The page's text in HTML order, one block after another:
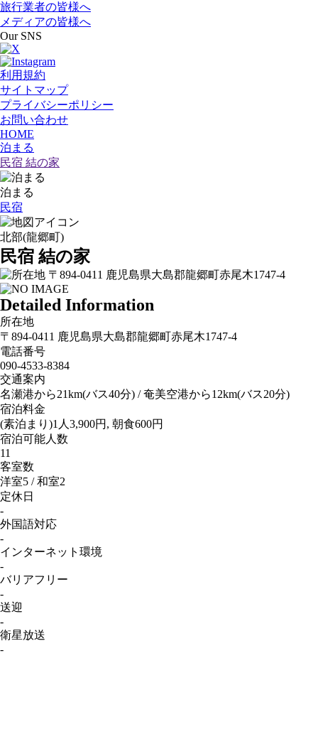
旅行業者の皆様へ
メディアの皆様へ
Our SNS
利用規約
サイトマップ
プライバシーポリシー
お問い合わせ
HOME
泊まる
民宿 結の家
泊まる
民宿
北部(龍郷町)
民宿 結の家
〒894-0411 鹿児島県大島郡龍郷町赤尾木1747-4
Detailed Information
所在地
〒894-0411 鹿児島県大島郡龍郷町赤尾木1747-4
電話番号
090-4533-8384
交通案内
名瀬港から21km(バス40分) / 奄美空港から12km(バス20分)
宿泊料金
(素泊まり)1人3,900円, 朝食600円
宿泊可能人数
11
客室数
洋室5 / 和室2
定休日
-
外国語対応
-
インターネット 環境
-
バリアフリー
-
送迎
-
衛星放送
-